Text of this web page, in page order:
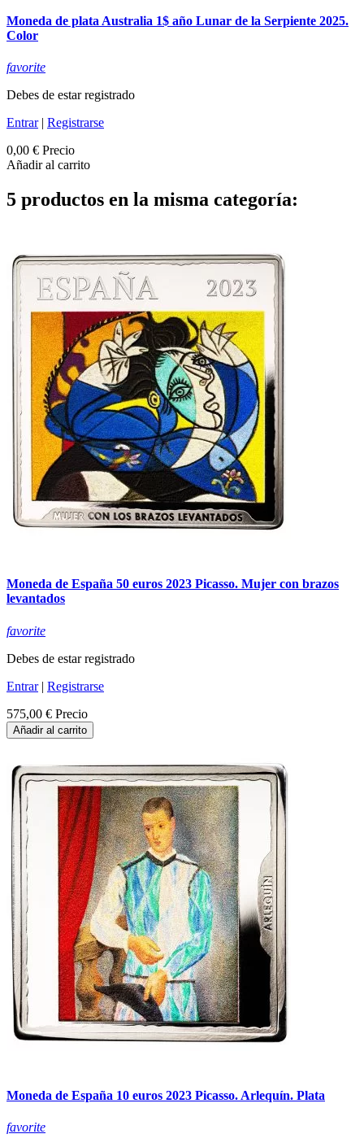
Moneda de plata Australia 1$ año Lunar de la Serpiente 2025.
Color
favorite
Debes de estar registrado
Entrar| Registrarse
0,00 € Precio
Añadir al carrito
5 productos en la misma categoría:
Moneda de España 50 euros 2023 Picasso. Mujer con brazos
levantados
favorite
Debes de estar registrado
Entrar| Registrarse
575,00 € Precio
Añadir al carrito
Moneda de España 10 euros 2023 Picasso. Arlequín. Plata
favorite